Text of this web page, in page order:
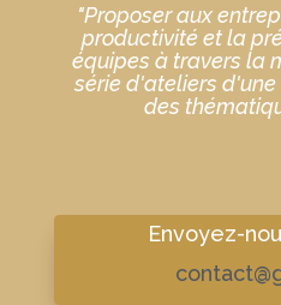
"Proposer aux
productivité et la
équipes à travers la
série d'ateliers
des
Envoyez-